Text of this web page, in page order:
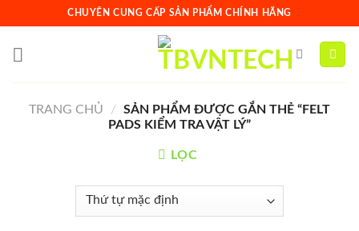
to
content
CHUYÊN CUNG CẤP SẢN PHẨM CHÍNH HÃNG
TRANG CHỦ /
SẢN PHẨM ĐƯỢC GẮN THẺ “FELT
PADS KIỂM TRA VẬT LÝ”
LỌC